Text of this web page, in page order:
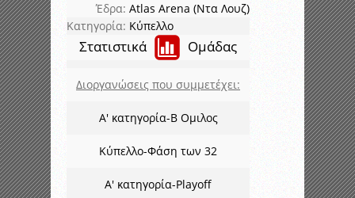
Έδρα: Atlas Arena (Ντα Λουζ)
Κατηγορία: Κύπελλο
Στατιστικά Ομάδας
Διοργανώσεις που συμμετέχει:
Α' κατηγορία-Β Ομιλος
Κύπελλο-Φάση των 32
Α' κατηγορία-Playoff